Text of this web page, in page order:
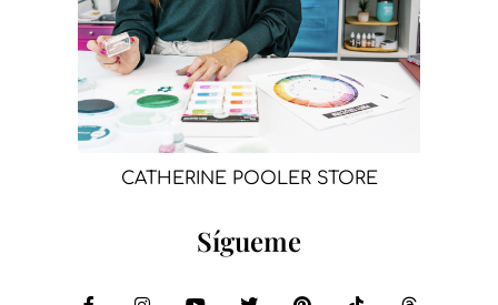
CATHERINE POOLER STORE
Sígueme